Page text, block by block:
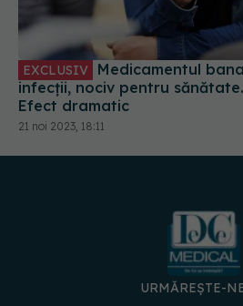
EXCLUSIV
infecții, nociv pentru
Efect dramatic
21 noi 2023, 18:11
URMĂREȘTE-